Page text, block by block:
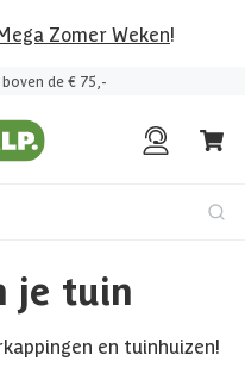
Zomer Weken!
boven de € 75,-
je tuin
en tuinhuizen!